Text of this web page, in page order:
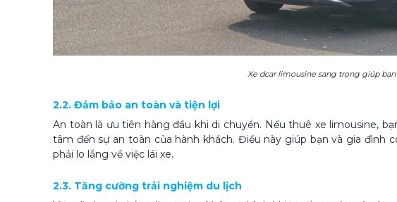
Xe dcar limousine sang trọng giúp
2.2. Đảm bảo an toàn và tiện lợi
An toàn là ưu tiên hàng đầu khi di chuyển. Nếu thuê xe limousine,
tâm đến sự an toàn của hành khách. Điều này giúp bạn và gia
phải lo lắng về việc lái xe.
2.3. Tăng cường trải nghiệm du lịch